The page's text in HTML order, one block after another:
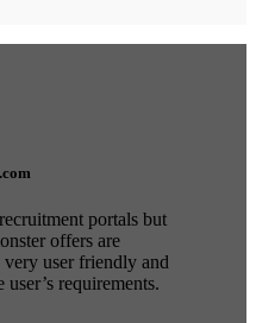
portals but
offers are
user friendly and
requirements.